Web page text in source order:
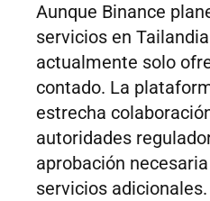
Aunque Binance
servicios en
actualmente solo
contado. La
estrecha
autoridades
aprobación
servicios adicionales.